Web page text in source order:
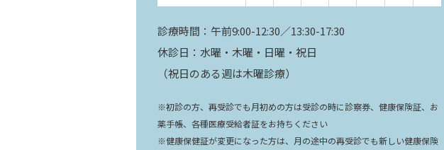
診療時間：午前9:00-12:30／13:30-17:30
休診日：水曜・木曜・日曜・祝日
（祝日のある週は木曜診療）
※初診の方、再受診でも月初めの方は受診の時に診察券、健康保険証、お
薬手帳、各種医療受給者証をお持ちください
※健康保健証が変更になった方は、月の途中の再受診でも新しい健康保険